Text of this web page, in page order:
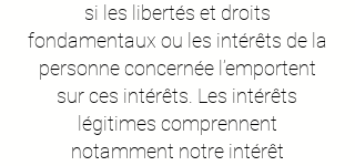
si les libertés et droits
fondamentaux ou les intérêts de la
personne concernée l’emportent
sur ces intérêts. Les intérêts
légitimes comprennent
notamment notre intérêt